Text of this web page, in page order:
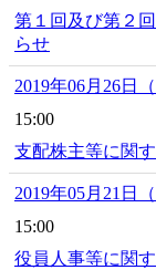
第１回及び第２
らせ
2019年06月26日（
15:00
支配株主等に関
2019年05月21日（
15:00
役員人事等に関